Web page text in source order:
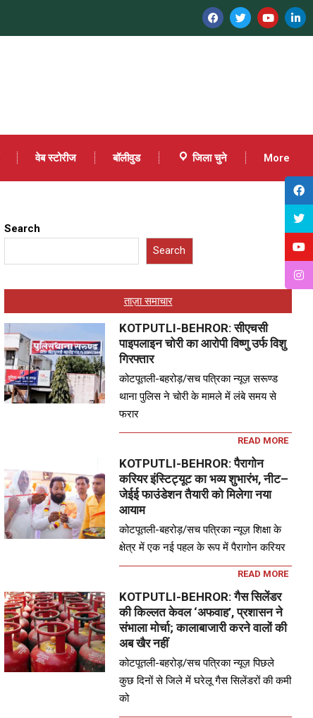
वेब स्टोरीज बॉलीवुड जिला चुने More
Search
Search
ताज़ा समाचार
KOTPUTLI-BEHROR: सीएचसी
पाइपलाइन चोरी का आरोपी विष्णु उर्फ विशु
गिरफ्तार
कोटपूतली-बहरोड़/सच पत्रिका न्यूज़ सरूण्ड
थाना पुलिस ने चोरी के मामले में लंबे समय से
फरार
READ MORE
KOTPUTLI-BEHROR: पैरागोन
करियर इंस्टिट्यूट का भव्य शुभारंभ, नीट–
जेईई फाउंडेशन तैयारी को मिलेगा नया
आयाम
कोटपूतली-बहरोड़/सच पत्रिका न्यूज़ शिक्षा के
क्षेत्र में एक नई पहल के रूप में पैरागोन करियर
READ MORE
KOTPUTLI-BEHROR: गैस सिलेंडर
की किल्लत केवल ‘अफवाह’, प्रशासन ने
संभाला मोर्चा; कालाबाजारी करने वालों की
अब खैर नहीं
कोटपूतली-बहरोड़/सच पत्रिका न्यूज़ पिछले
कुछ दिनों से जिले में घरेलू गैस सिलेंडरों की कमी
को